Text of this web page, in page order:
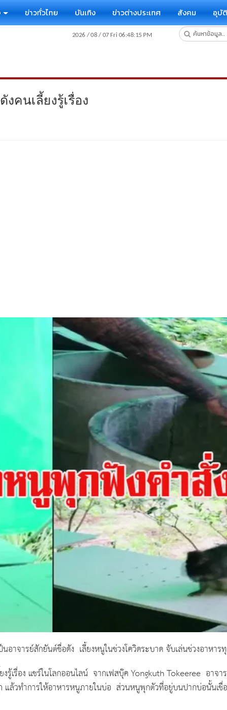
ข่าวทั่วไทย บันเทิง ข่าวต่างประเทศ สังคม อุบั
คนเลี้ยงรู้เรื่อง
าจารย์สักยันต์ชื่อดัง เลี้ยงหนูในช่วงโควิดระบาด จับเล่นช่วงอาหาร
เรื่อง แชร์ในโลกออนไลน์ จากเฟสบุ๊คYongkuth Tokeeree อาจ
วทำการให้อาหารหนูภายในบ่อ ส่วนหนูพุกตัวที่อยู่บนปากบ่อนั้นเชื่